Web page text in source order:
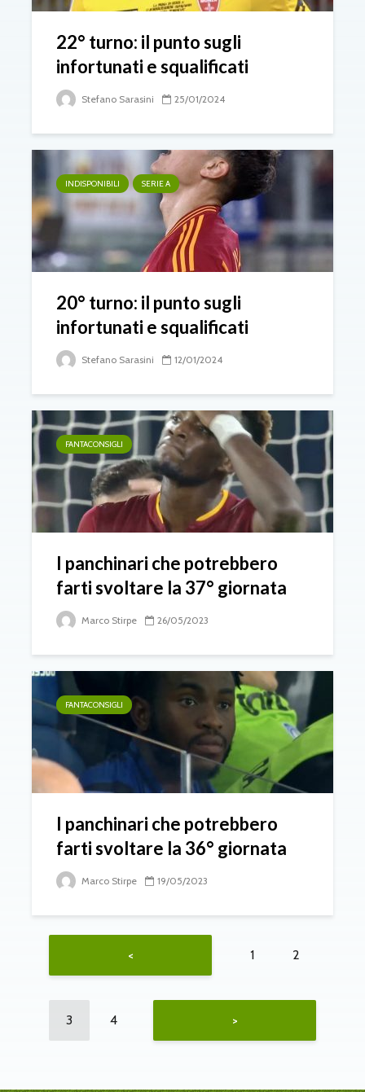
22° turno: il punto sugli
infortunati e squalificati
Stefano Sarasini 25/01/2024
INDISPONIBILI SERIE A
20° turno: il punto sugli
infortunati e squalificati
Stefano Sarasini 12/01/2024
FANTACONSIGLI
I panchinari che potrebbero
farti svoltare la 37° giornata
Marco Stirpe 26/05/2023
FANTACONSIGLI
I panchinari che potrebbero
farti svoltare la 36° giornata
Marco Stirpe 19/05/2023
< 1 2
3 4 >